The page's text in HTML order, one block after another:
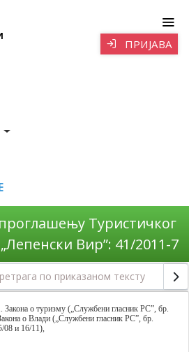
ПРИЈАВА
Туристичког
Вир”: 41/2011-7
Закона о туризму („Службени гласник РС”, бр.
о Влади („Службени гласник РС”, бр.
08 и 16/11),